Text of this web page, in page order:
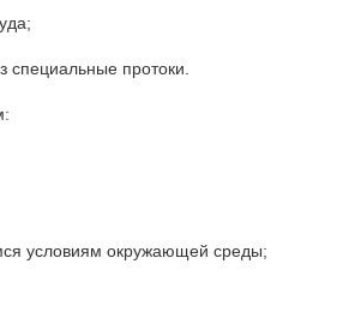
специальные протоки.
условиям окружающей среды;
организма.